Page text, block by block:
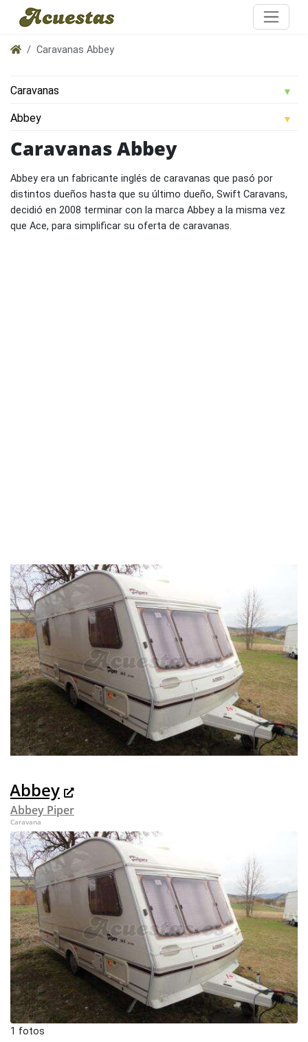
Caravanas Abbey
Caravanas Abbey
Abbey era un fabricante inglés de caravanas que pasó por
distintos dueños hasta que su último dueño, Swift Caravans,
decidió en 2008 terminar con la marca Abbey a la misma vez
que Ace, para simplificar su oferta de caravanas.
Abbey
Abbey Piper
Caravana
1 fotos